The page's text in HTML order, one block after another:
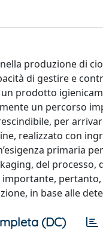
produzione di
di gestire e
prodotto
un percorso
per
realizzato con
primaria
del
in base alle
(DC)